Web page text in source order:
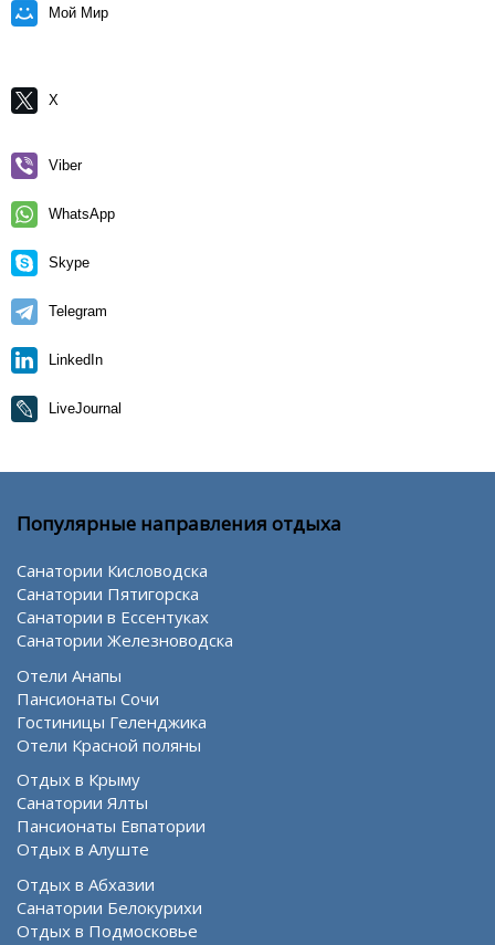
Мой Мир
X
Viber
WhatsApp
Skype
Telegram
LinkedIn
LiveJournal
Популярные направления отдыха
Санатории Кисловодска
Санатории Пятигорска
Санатории в Ессентуках
Санатории Железноводска
Отели Анапы
Пансионаты Сочи
Гостиницы Геленджика
Отели Красной поляны
Отдых в Крыму
Санатории Ялты
Пансионаты Евпатории
Отдых в Алуште
Отдых в Абхазии
Санатории Белокурихи
Отдых в Подмосковье